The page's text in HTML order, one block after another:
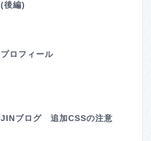
(後編)
プロフィール
JINブログ 追加CSSの注意